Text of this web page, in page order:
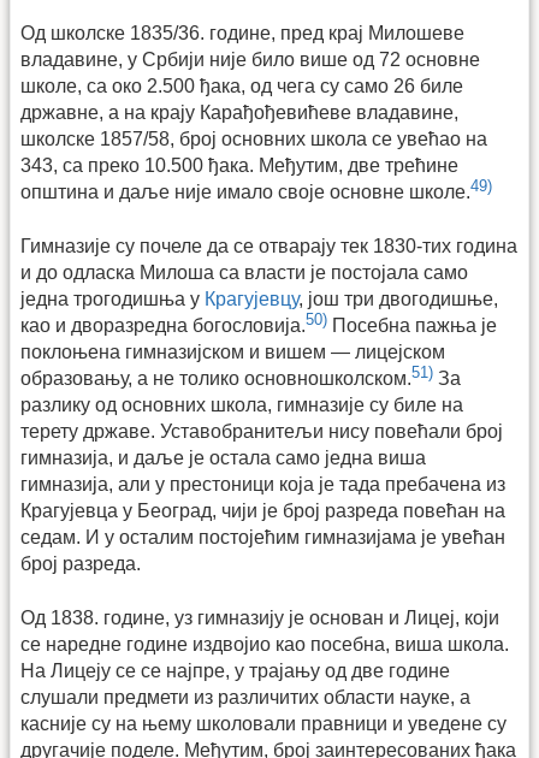
Од школске 1835/36. године, пред крај Милошеве
владавине, у Србији није било више од 72 основне
школе, са око 2.500 ђака, од чега су само 26 биле
државне, а на крају Карађођевићеве владавине,
школске 1857/58, број основних школа се увећао на
343, са преко 10.500 ђака. Међутим, две трећине
општина и даље није имало своје основне школе.49)
Гимназије су почеле да се отварају тек 1830-тих година
и до одласка Милоша са власти је постојала само
једна трогодишња у Крагујевцу, још три двогодишње,
као и дворазредна богословија.50) Посебна пажња је
покло­њена гимназијском и вишем — лицејском
образовању, а не толико основношколском.51) За
разлику од основних школа, гимназије су биле на
терету државе. Уставобранитељи нису повећали број
гимназија, и даље је остала само једна виша
гимназија, али у престоници која је тада пребачена из
Крагујевца у Београд, чији је број разреда повећан на
седам. И у осталим постојећим гимназијама је увећан
број разреда.
Од 1838. године, уз гимназију је основан и Лицеј, који
се наредне године издвојио као посебна, виша школа.
На Лицеју се се најпре, у трајању од две године
слушали предмети из различитих области науке, а
касније су на њему школовали правници и уведене су
другачије поделе. Међутим, број заинтересованих ђака